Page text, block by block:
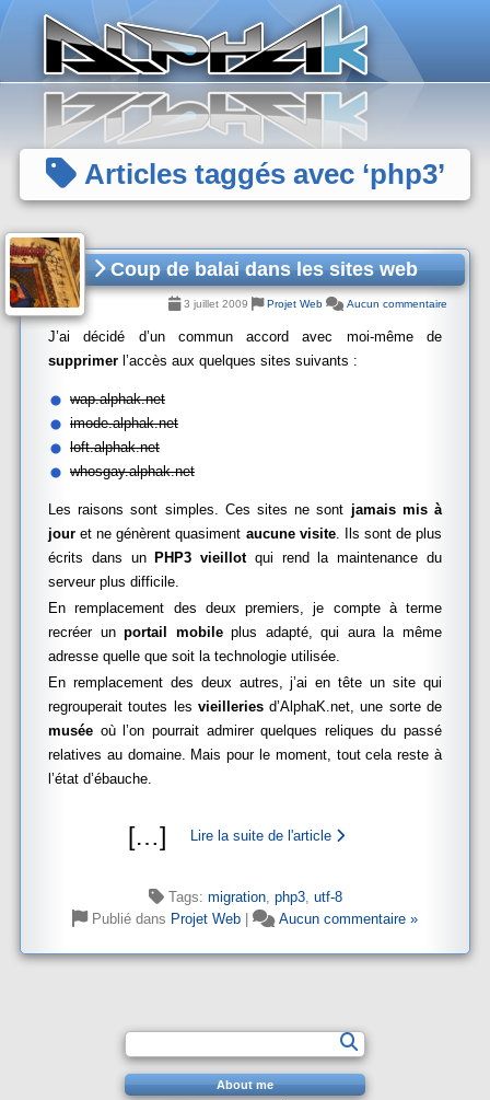
Articles taggés avec ‘php3’
Coup de balai dans les sites web
3 juillet 2009 Projet Web Aucun commentaire
J’ai décidé d’un commun accord avec moi-même de
supprimer l’accès aux quelques sites suivants :
wap.alphak.net
imode.alphak.net
loft.alphak.net
whosgay.alphak.net
Les raisons sont simples. Ces sites ne sont jamais mis à
jour et ne génèrent quasiment aucune visite. Ils sont de plus
écrits dans un PHP3 vieillotqui rend la maintenance du
serveur plus difficile.
En remplacement des deux premiers, je compte à terme
recréer unportail mobileplus adapté, qui aura la même
adresse quelle que soit la technologie utilisée.
En remplacement des deux autres, j’ai en tête un site qui
regrouperait toutes les vieilleriesd’AlphaK.net, une sorte de
musée où l’on pourrait admirer quelques reliques du passé
relatives au domaine. Mais pour le moment, tout cela reste à
l’état d’ébauche.
[…] Lire la suite de l'article
Tags: migration, php3, utf-8
Publié dans Projet Web Aucun commentaire »
About me